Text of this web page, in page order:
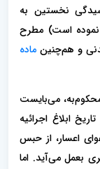
نخستین به
نموده است) مطرح
ماده
می‌بایست
ابلاغ اجرائیه
اعسار، از حبس
بعمل می‌آید. اما